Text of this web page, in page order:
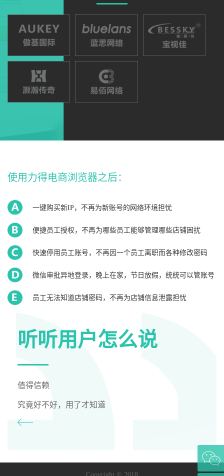
使用力得电商浏览器之后：
一键购买新IP，不再为新账号的网络环境担忧
便捷员工授权，不再为哪些员工能够管理哪些店铺困扰
快速停用员工账号，不再因一个员工离职而各种修改密码
微信审批异地登录，晚上在家，节日放假，统统可以管账号
员工无法知道店铺密码，不再为店铺信息泄露担忧
听听用户怎么说
值得信赖
究竟好不好，用了才知道